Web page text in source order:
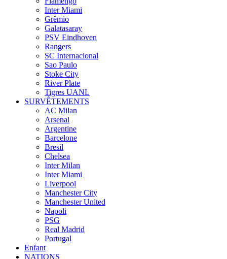
Inter Miami
Grêmio
Galatasaray
PSV Eindhoven
Rangers
SC Internacional
Sao Paulo
Stoke City
River Plate
Tigres UANL
SURVÊTEMENTS
AC Milan
Arsenal
Argentine
Barcelone
Bresil
Chelsea
Inter Milan
Inter Miami
Liverpool
Manchester City
Manchester United
Napoli
PSG
Real Madrid
Portugal
Enfant
NATIONS